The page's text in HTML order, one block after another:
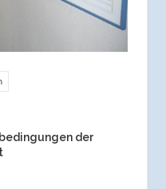
der